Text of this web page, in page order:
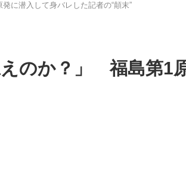
に潜入して身バレした記者の“顛末”
のか？」 福島第1